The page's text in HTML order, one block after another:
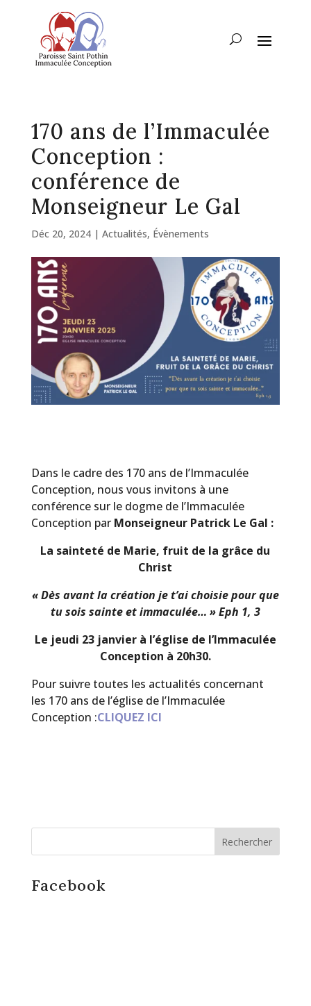
170 ans de l’Immaculée
Conception :
conférence de
Monseigneur Le Gal
Déc 20, 2024| Actualités, Évènements
Dans le cadre des 170 ans de l’Immaculée
Conception, nous vous invitons à une
conférence sur le dogme de l’Immaculée
Conception parMonseigneur Patrick Le Gal :
La sainteté de Marie, fruit de la grâce du
Christ
« Dès avant la création je t’ai choisie pour que
tu sois sainte et immaculée… » Eph 1, 3
Le jeudi 23 janvier à l’église de l’Immaculée
Conception à 20h30.
Pour suivre toutes les actualités concernant
les 170 ans de l’église de l’Immaculée
Conception :CLIQUEZ ICI
Facebook